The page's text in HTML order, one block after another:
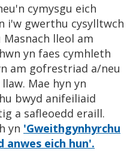
cymysgu eich
i'w gwerthu cysylltwch
lleol am
yn faes cymhleth
am gofrestriad a/neu
Mae hyn yn
bwyd anifeiliaid
a safleoedd eraill.
yn 'Gweithgynhyrchu
anwes eich hun'.